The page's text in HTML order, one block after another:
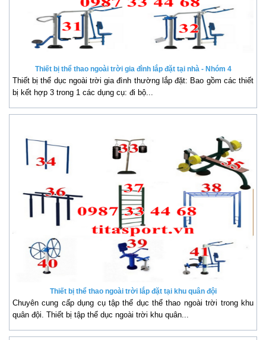
Thiết bị thể thao ngoài trời gia đình lắp đặt tại nhà - Nhóm 4
Thiết bị thể dục ngoài trời gia đình thường lắp đặt: Bao gồm các thiết
bị kết hợp 3 trong 1 các dụng cụ: đi bộ...
Thiết bị thể thao ngoài trời lắp đặt tại khu quân đội
Chuyên cung cấp dụng cụ tập thể dục thể thao ngoài trời trong khu
quân đội. Thiết bị tập thể dục ngoài trời khu quân...